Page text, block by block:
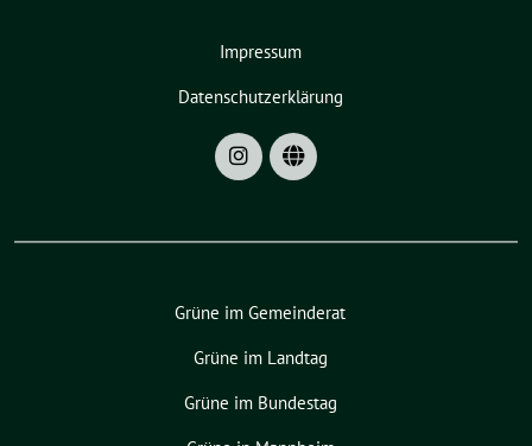
Impressum
Datenschutzerklärung
Grüne im Gemeinderat
Grüne im Landtag
Grüne im Bundestag